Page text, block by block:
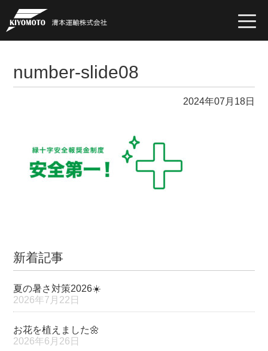
number-slide08
2024年07月18日
新着記事
夏の暑さ対策2026☀️
2026年7月22日
お花を植えました🌼
2026年6月26日